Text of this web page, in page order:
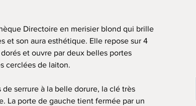
Directoire en merisier blond qui brille
et son aura esthétique. Elle repose sur 4
et ouvre par deux belles portes
cerclées de laiton.
serrure à la belle dorure, la clé très
La porte de gauche tient fermée par un